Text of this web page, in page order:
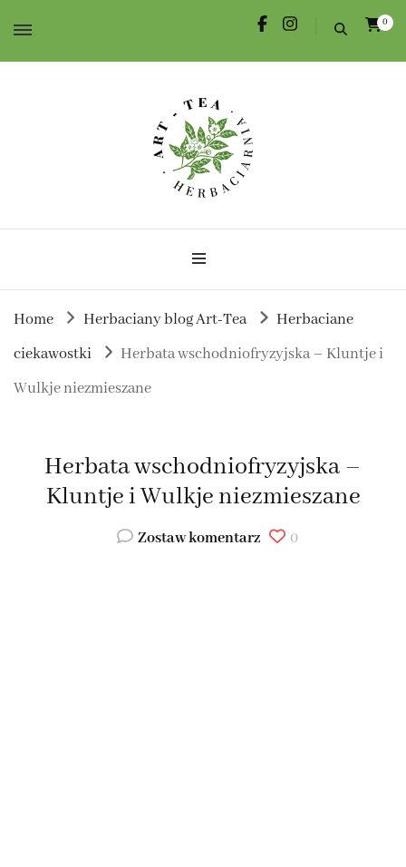
0
Herbaciarnia Art-Tea
Home Herbaciany blog Art-Tea
Herbaciane
ciekawostki
Herbata wschodniofryzyjska – Kluntje i
Wulkje niezmieszane
Herbata wschodniofryzyjska –
Kluntje i Wulkje niezmieszane
Zostaw komentarz 0